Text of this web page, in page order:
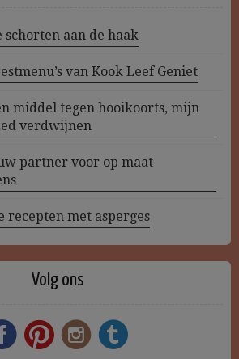
schorten aan de haak
van Kook Leef Geniet
middel tegen hooikoorts, mijn
verdwijnen
partner voor op maat
recepten met asperges
Volg ons